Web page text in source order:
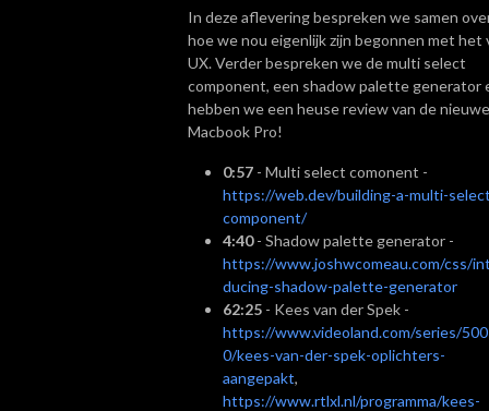
In deze aflevering bespreken we samen
hoe we nou eigenlijk zijn begonnen met het
UX. Verder bespreken we de multi select
component, een shadow palette generator
hebben we een heuse review van de nieuwe
Macbook Pro!
0:57 - Multi select comonent -
https://web.dev/building-a-multi-
component/
4:40- Shadow palette generator -
https://www.joshwcomeau.com/css/
ducing-shadow-palette-generator
62:25 - Kees van der Spek -
https://www.videoland.com/series/
0/kees-van-der-spek-oplichters-
aangepakt,
https://www.rtlxl.nl/programma/kees-